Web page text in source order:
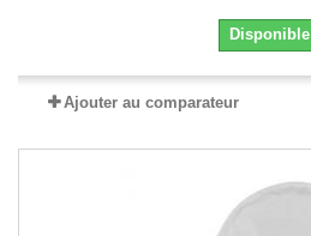
Disponible
Ajouter au comparateur